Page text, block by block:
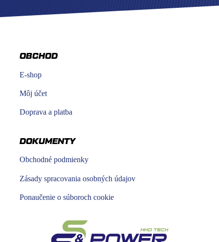
OBCHOD
E-shop
Môj účet
Doprava a platba
DOKUMENTY
Obchodné podmienky
Zásady spracovania osobných údajov
Ponaučenie o súboroch cookie